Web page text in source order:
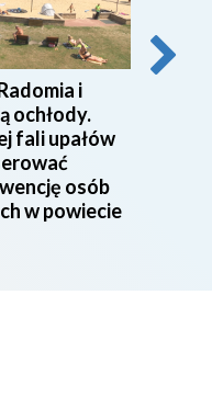
i
ochłody.
fali upałów
osób
w powiecie